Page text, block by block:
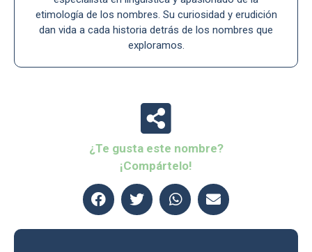
etimología de los nombres. Su curiosidad y erudición
dan vida a cada historia detrás de los nombres que
exploramos.
¿Te gusta este nombre?
¡Compártelo!